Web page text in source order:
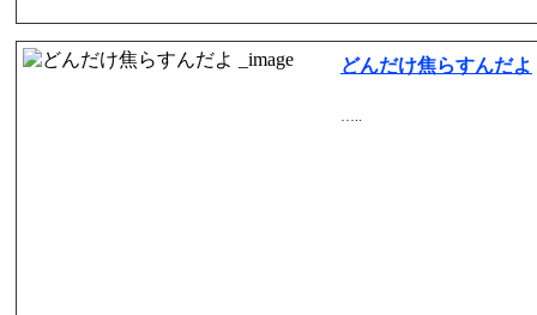
どんだけ焦らすんだよ
…..